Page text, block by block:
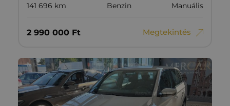
141 696 km Benzin Manuális
2‏‏‎ ‎990‏‏‎ ‎000 Ft Megtekintés